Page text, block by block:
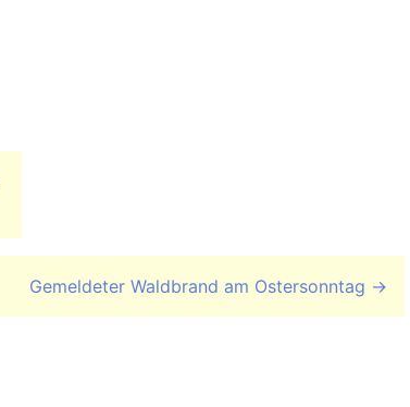
Gemeldeter Waldbrand am Ostersonntag →